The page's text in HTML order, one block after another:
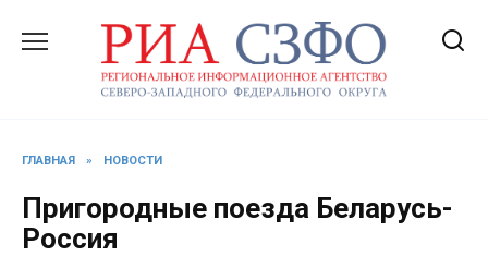
содержанию
ГЛАВНАЯ » НОВОСТИ
Пригородные поезда Беларусь-
Россия